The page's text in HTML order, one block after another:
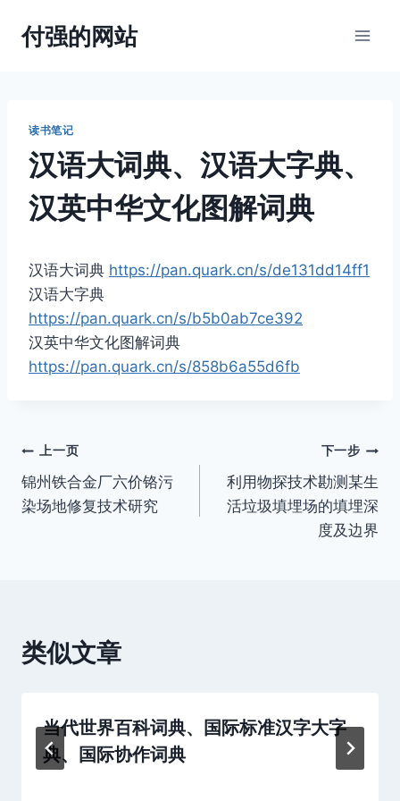
付强的网站
读书笔记
汉语大词典、汉语大字典、
汉英中华文化图解词典
汉语大词典 https://pan.quark.cn/s/de131dd14ff1
汉语大字典
https://pan.quark.cn/s/b5b0ab7ce392
汉英中华文化图解词典
https://pan.quark.cn/s/858b6a55d6fb
文
章
上一页
锦州铁合金厂六价铬污
染场地修复技术研究
下一步
利用物探技术勘测某生
活垃圾填埋场的填埋深
度及边界
类似文章
当代世界百科词典、国际标准汉字大字
典、国际协作词典